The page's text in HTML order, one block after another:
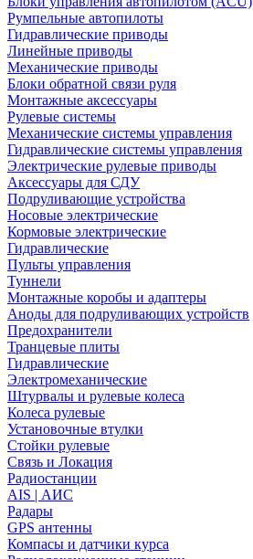
Румпельные автопилоты
Гидравлические приводы
Линейные приводы
Механические приводы
Блоки обратной связи руля
Монтажные аксессуары
Рулевые системы
Механические системы управления
Гидравлические системы управления
Электрические рулевые приводы
Аксессуары для СДУ
Подруливающие устройства
Носовые электрические
Кормовые электрические
Гидравлические
Пульты управления
Туннели
Монтажные коробы и адаптеры
Аноды для подруливающих устройств
Предохранители
Транцевые плиты
Гидравлические
Электромеханические
Штурвалы и рулевые колеса
Колеса рулевые
Установочные втулки
Стойки рулевые
Связь и Локация
Радиостанции
AIS | АИС
Радары
GPS антенны
Компасы и датчики курса